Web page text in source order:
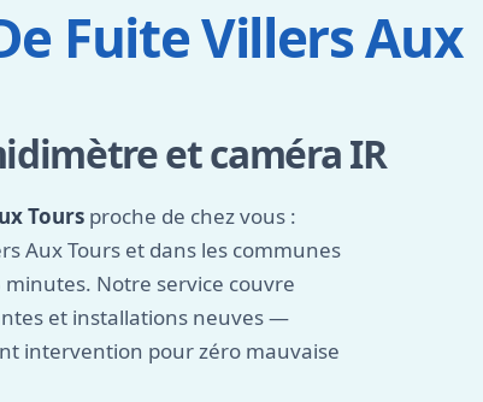
Fuite Villers Aux
et caméra IR
Tours proche de chez vous :
Aux Tours et dans les communes
Notre service couvre
et installations neuves —
intervention pour zéro mauvaise